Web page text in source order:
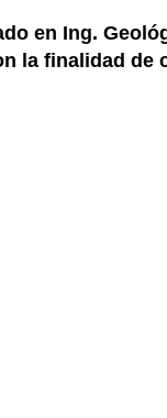
en Ing.
la finalidad